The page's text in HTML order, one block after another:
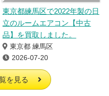
東京都練馬区で2022年製の日
立のルームエアコン【中古
品】を買取しました。
東京都 練馬区
2026-07-20
を見る